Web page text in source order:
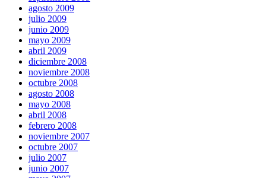
agosto 2009
julio 2009
junio 2009
mayo 2009
abril 2009
diciembre 2008
noviembre 2008
octubre 2008
agosto 2008
mayo 2008
abril 2008
febrero 2008
noviembre 2007
octubre 2007
julio 2007
junio 2007